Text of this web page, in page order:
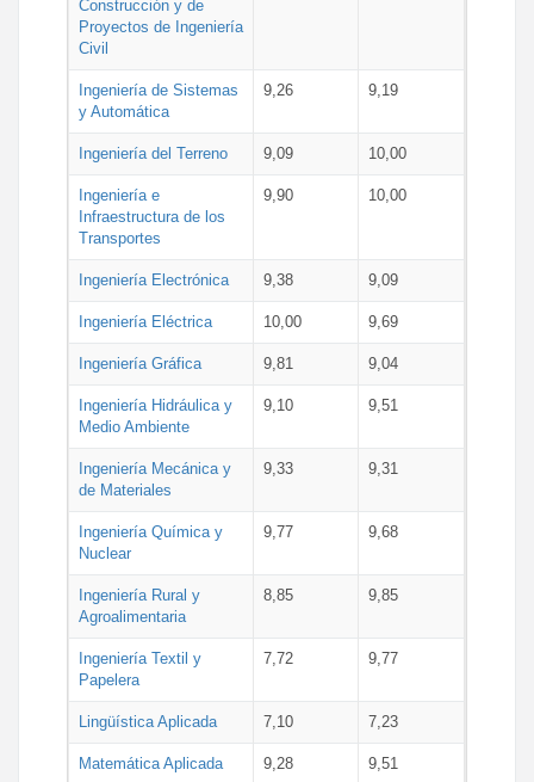
Construcción y de
Proyectos de Ingeniería
Civil
Ingeniería de Sistemas
y Automática
9,26 9,19
Ingeniería del Terreno 9,09 10,00
Ingeniería e
Infraestructura de los
Transportes
9,90 10,00
Ingeniería Electrónica 9,38 9,09
Ingeniería Eléctrica 10,00 9,69
Ingeniería Gráfica 9,81 9,04
Ingeniería Hidráulica y
Medio Ambiente
9,10 9,51
Ingeniería Mecánica y
de Materiales
9,33 9,31
Ingeniería Química y
Nuclear
9,77 9,68
Ingeniería Rural y
Agroalimentaria
8,85 9,85
Ingeniería Textil y
Papelera
7,72 9,77
Lingüística Aplicada 7,10 7,23
Matemática Aplicada 9,28 9,51